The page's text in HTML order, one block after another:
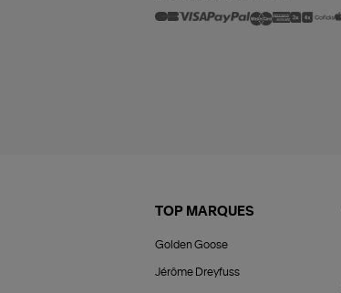
TOP MARQUES
Golden Goose
Jérôme Dreyfuss